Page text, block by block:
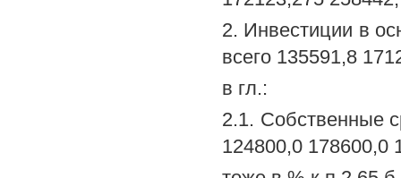
2. Инвестиции в
всего 135591,8
в гл.:
2.1. Собственные
124800,0 178600,0